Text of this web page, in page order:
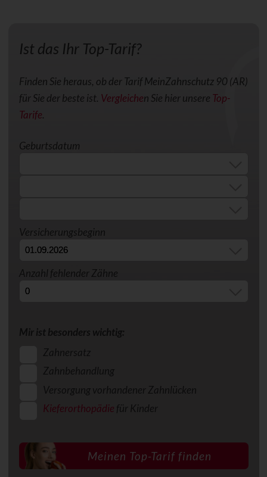
Ist das Ihr Top-Tarif?
Finden Sie heraus, ob der Tarif MeinZahnschutz 90 (AR)
für Sie der beste ist. Vergleichen Sie hier unsere Top-
Tarife.
Geburtsdatum
Versicherungsbeginn
Anzahl fehlender Zähne
Mir ist besonders wichtig:
Zahnersatz
Zahnbehandlung
Versorgung vorhandener Zahnlücken
Kieferorthopädie für Kinder